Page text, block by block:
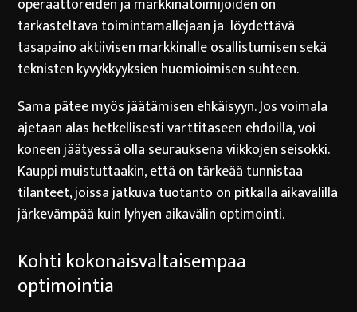
tarkasteltava toimintamallejaan ja löydettävä
tasapaino aktiivisen markkinalle osallistumisen sekä
teknisten kyvykkyyksien huomioimisen suhteen.
Sama pätee myös jäätämisen ehkäisyyn. Jos voimala
ajetaan alas hetkellisesti varttitaseen ehdoilla, voi
koneen jäätyessä olla seurauksena viikkojen seisokki.
Kauppi muistuttaakin, että on tärkeää tunnistaa
tilanteet, joissa jatkuva tuotanto on pitkällä aikavälillä
järkevämpää kuin lyhyen aikavälin optimointi.
Kohti kokonaisvaltaisempaa
optimointia